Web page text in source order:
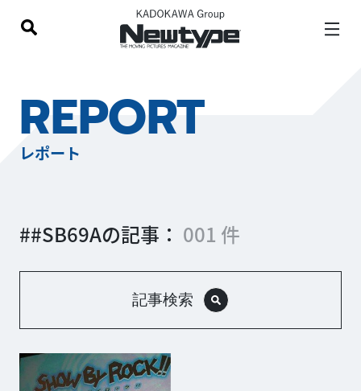
REPORT
レポート
##SB69Aの記事： 001 件
記事検索